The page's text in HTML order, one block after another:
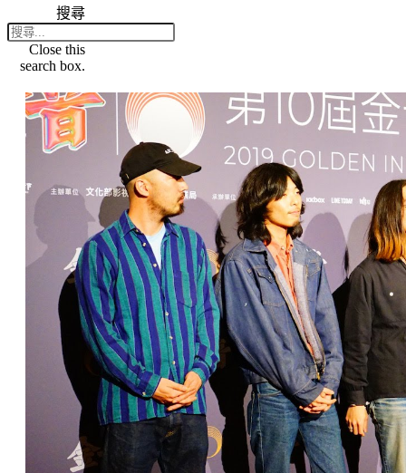
搜尋
Close this
search box.